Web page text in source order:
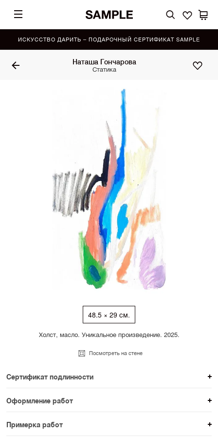
ИСКУССТВО ДАРИТЬ – ПОДАРОЧНЫЙ СЕРТИФИКАТ SAMPLE
Наташа Гончарова
Статика
48.5 × 29 см.
Холст, масло. Уникальное произведение. 2025.
Посмотреть на стене
Сертификат подлинности
К каждому авторскому произведению мы
прикладываем сертификат подлинности. Для товаров
раздела SAMPLE СЕРИЯ сертификаты не
Оформление работ
При покупке произведения вы можете выбрать и
оплатить вариант оформления. На сайте доступен
Примерка работ